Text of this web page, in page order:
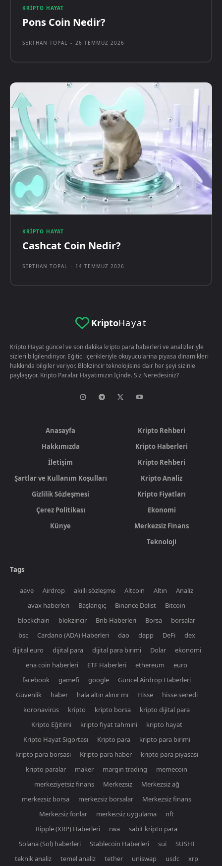
KRIPTO HAYAT
Pons Coin Nedir?
SERTHAN TOPAL - 26 TEMMUZ 2026
KRIPTO HAYAT
Cashcat Coin Nedir?
SERTHAN TOPAL - 14 TEMMUZ 2026
KriptoHayat
Kripto Hayat güncel ve son dakika kripto para haberleri ve analizleriyle
sizleri bilgilendiriyor. Eğitici içerikleriyle okuyucularina piyasa dinamikleri
hakkında bilgiler veriyor. Blokzincir teknolojisine dair her şeyi sizinle
paylaşıyor. Kripto Paralar Hayatımızın İçinde. Siz Neredesiniz?
Anasayfa
Hakkımızda
İletişim
Şartlar ve Kullanım Koşulları
Gizlilik Sözleşmesi
Çerez Politikası
Künye
Kripto Rehberi
Kripto Haberleri
Kripto Rehberi
Kripto Analiz
Kripto Fiyatları
Ekonomi
Merkezsiz Finans
Teknoloji
Tags
aave Airdrop akıllı sözleşme Altcoin Altın
Analiz
avax haberleri
Başlangıç Binance Delist
Bitcoin
blockchain
blokzincir Bnb Haberleri Borsa
borsalar
bsc
Cardano (ADA) Haberleri dao dapp DeFi
dex
dijital euro
dijital para dijital para birimi Dolar
ekonomi
ena coin haberleri
ETF Haberleri ethereum
euro
facebook
gamefi google
Güncel Airdrop Haberleri
Güvenlik
haber hala altın alınır mı Hisse
hisse senedi
koronavirüs
kripto kripto borsa
kripto dijital para
Kripto Eğitimi
kripto fiyat tahmini
kripto hayat
Kripto Hayat Sigortası
Kripto para
kripto para birimi
kripto para borsasi
Kripto para haber
kripto para piyasasi
kripto paralar
maker margin trading
memecoin
merkeziyetsiz finans
Merkezsiz
Merkezsiz ağ
merkezsiz borsa
merkezsiz borsalar
Merkezsiz finans
Merkezsiz fonlar
merkezsiz uygulama
nft
Ripple (XRP) Haberleri
rwa
sabit kripto para
Solana (Sol) haberleri
Stablecoin Haberleri sui
SUSHI
teknik analiz
temel analiz tether uniswap usdc xrp